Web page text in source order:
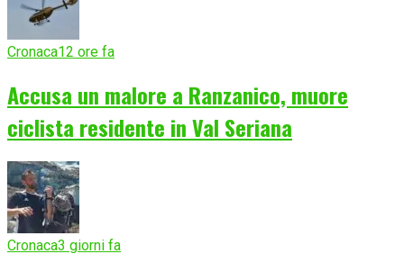
Cronaca12 ore fa
Accusa un malore a Ranzanico, muore
ciclista residente in Val Seriana
Cronaca3 giorni fa